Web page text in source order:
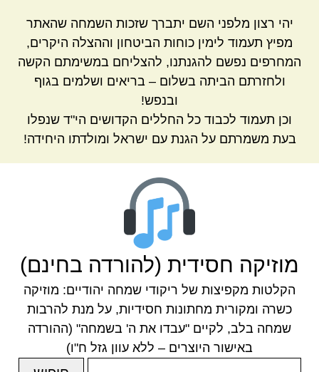
יהי רצון מלפני השם יתברך שזכות השמחה שהאתר
מפיץ תעמוד לימין כוחות הביטחון וההצלה היקרים,
המחרפים נפשם להגנתנו, להצליחם במשימתם הקשה
ולחזרתם הביתה בשלום – בריאים ושלמים בגוף
ובנפש!
וכן תעמוד לכבוד כל החללים הקדושים הי"ד שנפלו
בעת משמרתם על הגנת עם ישראל ומולדתו היחידה!
מוזיקה חסידית (להורדה בחינם)
הקלטות מקפיצות של ריקודי שמחה יהודיים: מוזיקה
כשרה ומקורית מחתונות חסידיות, על מנת להרבות
שמחה בלב, לקיים "עבדו את ה' בשמחה" (ההורדה
באישור היוצרים – ללא עוון גזל ח"ו)